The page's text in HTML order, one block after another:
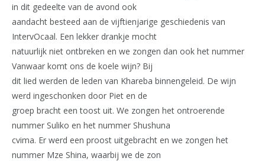
in dit gedeelte van de avond ook
aandacht besteed aan de vijftienjarige geschiedenis van
IntervOcaal. Een lekker drankje mocht
natuurlijk niet ontbreken en we zongen dan ook het nummer
Vanwaar komt ons de koele wijn? Bij
dit lied werden de leden van Khareba binnengeleid. De wijn
werd ingeschonken door Piet en de
groep bracht een toost uit. We zongen het ontroerende
nummer Suliko en het nummer Shushuna
cvima. Er werd een proost uitgebracht en we zongen het
nummer Mze Shina, waarbij we de zon